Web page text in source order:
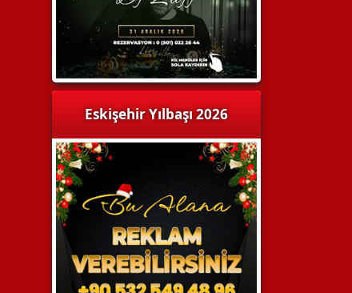
Eskişehir Yılbaşı 2026